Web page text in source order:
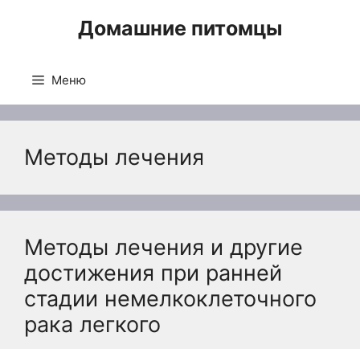
Домашние питомцы
Меню
Методы лечения
Методы лечения и другие
достижения при ранней
стадии немелкоклеточного
рака легкого